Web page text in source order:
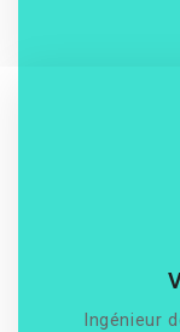
Ingénieur